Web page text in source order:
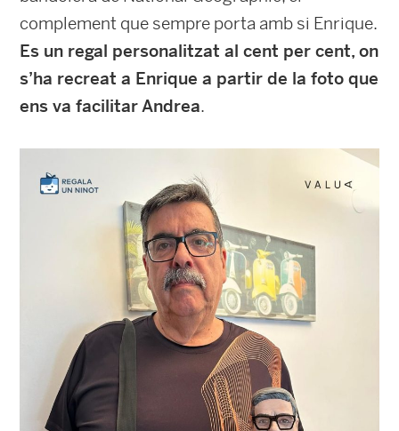
complement que sempre porta amb si Enrique.
Es un regal personalitzat al cent per cent, on
s’ha recreat a Enrique a partir de la foto que
ens va facilitar Andrea.